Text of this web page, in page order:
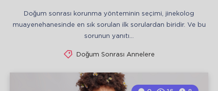
Doğum sonrası korunma yönteminin seçimi, jinekolog
muayenehanesinde en sık sorulan ilk sorulardan biridir. Ve bu
sorunun yanıtı…
Doğum Sonrası Annelere